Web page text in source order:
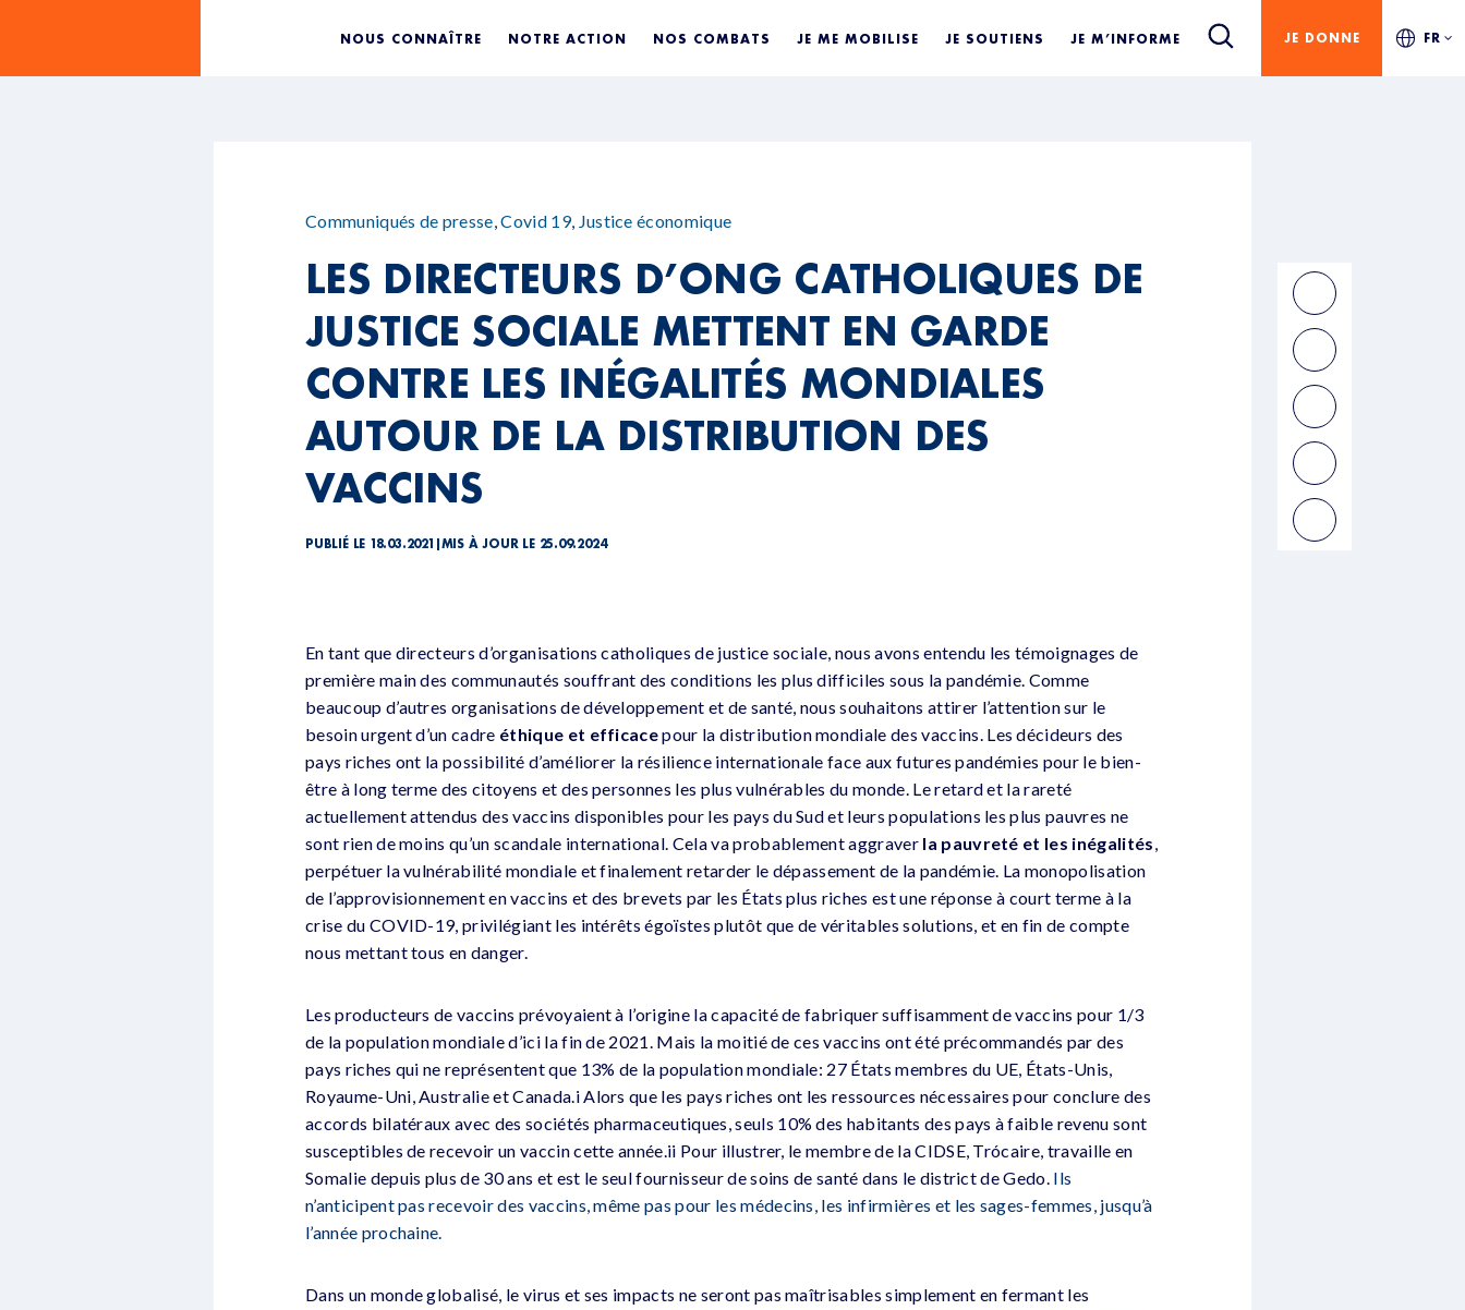
NOUS CONNAÎTRE NOTRE ACTION NOS COMBATS JE ME MOBILISE JE SOUTIENS JE M’INFORME JE DONNE FR
Communiqués de presse,Covid 19, Justice économique
LES DIRECTEURS D’ONG CATHOLIQUES DE
JUSTICE SOCIALE METTENT EN GARDE
CONTRE LES INÉGALITÉS MONDIALES
AUTOUR DE LA DISTRIBUTION DES
VACCINS
PUBLIÉ LE 18.03.2021 MIS À JOUR LE 25.09.2024
En tant que directeurs d’organisations catholiques de justice sociale, nous avons entendu les témoignages de
première main des communautés souffrant des conditions les plus difficiles sous la pandémie. Comme
beaucoup d’autres organisations de développement et de santé, nous souhaitons attirer l’attention sur le
besoin urgent d’un cadre éthique et efficacepour la distribution mondiale des vaccins. Les décideurs des
pays riches ont la possibilité d’améliorer la résilience internationale face aux futures pandémies pour le bien-
être à long terme des citoyens et des personnes les plus vulnérables du monde. Le retard et la rareté
actuellement attendus des vaccins disponibles pour les pays du Sud et leurs populations les plus pauvres ne
sont rien de moins qu’un scandale international. Cela va probablement aggraver la pauvreté et les inégalités,
perpétuer la vulnérabilité mondiale et finalement retarder le dépassement de la pandémie. La monopolisation
de l’approvisionnement en vaccins et des brevets par les États plus riches est une réponse à court terme à la
crise du COVID-19, privilégiant les intérêts égoïstes plutôt que de véritables solutions, et en fin de compte
nous mettant tous en danger.
Les producteurs de vaccins prévoyaient à l’origine la capacité de fabriquer suffisamment de vaccins pour 1/3
de la population mondiale d’ici la fin de 2021. Mais la moitié de ces vaccins ont été précommandés par des
pays riches qui ne représentent que 13% de la population mondiale: 27 États membres du UE, États-Unis,
Royaume-Uni, Australie et Canada.i Alors que les pays riches ont les ressources nécessaires pour conclure des
accords bilatéraux avec des sociétés pharmaceutiques, seuls 10% des habitants des pays à faible revenu sont
susceptibles de recevoir un vaccin cette année.ii Pour illustrer, le membre de la CIDSE, Trócaire, travaille en
Somalie depuis plus de 30 ans et est le seul fournisseur de soins de santé dans le district de Gedo. Ils
n’anticipent pas recevoir des vaccins, même pas pour les médecins, les infirmières et les sages-femmes, jusqu’à
l’année prochaine.
Dans un monde globalisé, le virus et ses impacts ne seront pas maîtrisables simplement en fermant les